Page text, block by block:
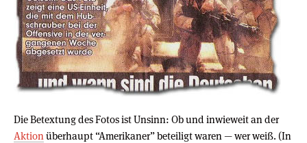
Die Betextung des Fotos ist Unsinn: Ob und inwieweit an der
Aktion überhaupt “Amerikaner” beteiligt waren — wer weiß. (In